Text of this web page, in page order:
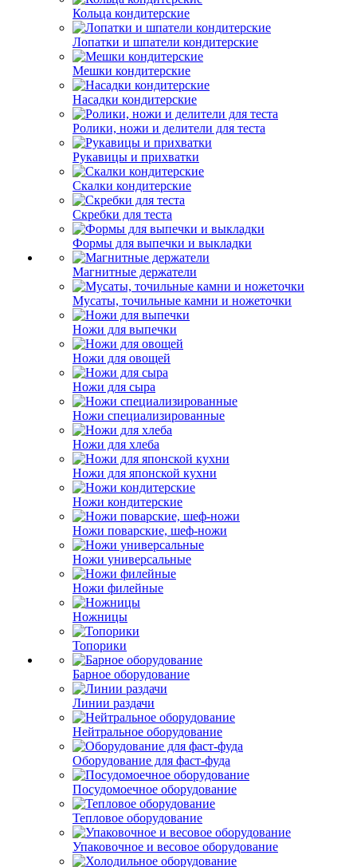
Кольца кондитерские
Лопатки и шпатели кондитерские
Мешки кондитерские
Насадки кондитерские
Ролики, ножи и делители для теста
Рукавицы и прихватки
Скалки кондитерские
Скребки для теста
Формы для выпечки и выкладки
Магнитные держатели
Мусаты, точильные камни и ножеточки
Ножи для выпечки
Ножи для овощей
Ножи для сыра
Ножи специализированные
Ножи для хлеба
Ножи для японской кухни
Ножи кондитерские
Ножи поварские, шеф-ножи
Ножи универсальные
Ножи филейные
Ножницы
Топорики
Барное оборудование
Линии раздачи
Нейтральное оборудование
Оборудование для фаст-фуда
Посудомоечное оборудование
Тепловое оборудование
Упаковочное и весовое оборудование